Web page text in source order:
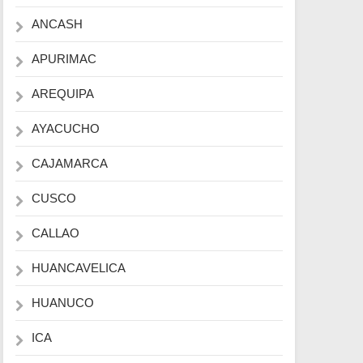
ANCASH
APURIMAC
AREQUIPA
AYACUCHO
CAJAMARCA
CUSCO
CALLAO
HUANCAVELICA
HUANUCO
ICA